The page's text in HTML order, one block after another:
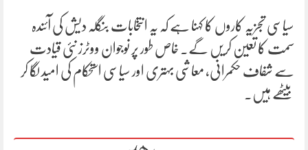
سیاسی تجزیہ کاروں کا کہنا ہے کہ یہ انتخابات بنگلہ دیش کی آئندہ
سمت کا تعین کریں گے۔ خاص طور پر نوجوان ووٹرز نئی قیادت
سے شفاف حکمرانی، معاشی بہتری اور سیاسی استحکام کی امید لگا کر
بیٹھے ہیں۔